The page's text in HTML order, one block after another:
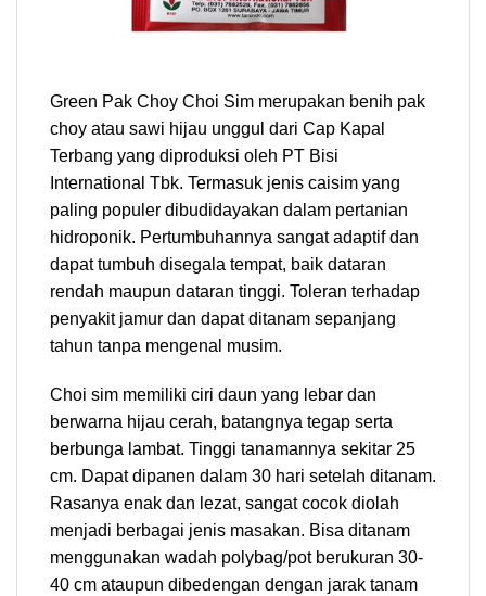
Green Pak Choy Choi Sim merupakan benih pak
choy atau sawi hijau unggul dari Cap Kapal
Terbang yang diproduksi oleh PT Bisi
International Tbk. Termasuk jenis caisim yang
paling populer dibudidayakan dalam pertanian
hidroponik. Pertumbuhannya sangat adaptif dan
dapat tumbuh disegala tempat, baik dataran
rendah maupun dataran tinggi. Toleran terhadap
penyakit jamur dan dapat ditanam sepanjang
tahun tanpa mengenal musim.
Choi sim memiliki ciri daun yang lebar dan
berwarna hijau cerah, batangnya tegap serta
berbunga lambat. Tinggi tanamannya sekitar 25
cm. Dapat dipanen dalam 30 hari setelah ditanam.
Rasanya enak dan lezat, sangat cocok diolah
menjadi berbagai jenis masakan. Bisa ditanam
menggunakan wadah polybag/pot berukuran 30-
40 cm ataupun dibedengan dengan jarak tanam